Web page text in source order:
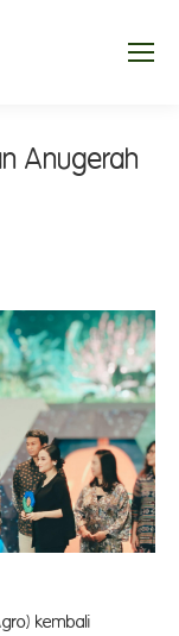
Anugerah
kembali